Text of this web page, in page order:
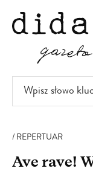
DO
TREŚCI
Wpisz
słowo
REPERTUAR
Ave rave!